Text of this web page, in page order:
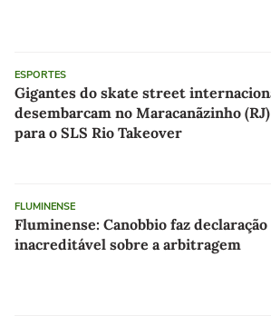
ESPORTES
Gigantes do skate street
desembarcam no Maracanãzinho (RJ)
para o SLS Rio Takeover
FLUMINENSE
Fluminense: Canobbio faz declaração
inacreditável sobre a arbitragem